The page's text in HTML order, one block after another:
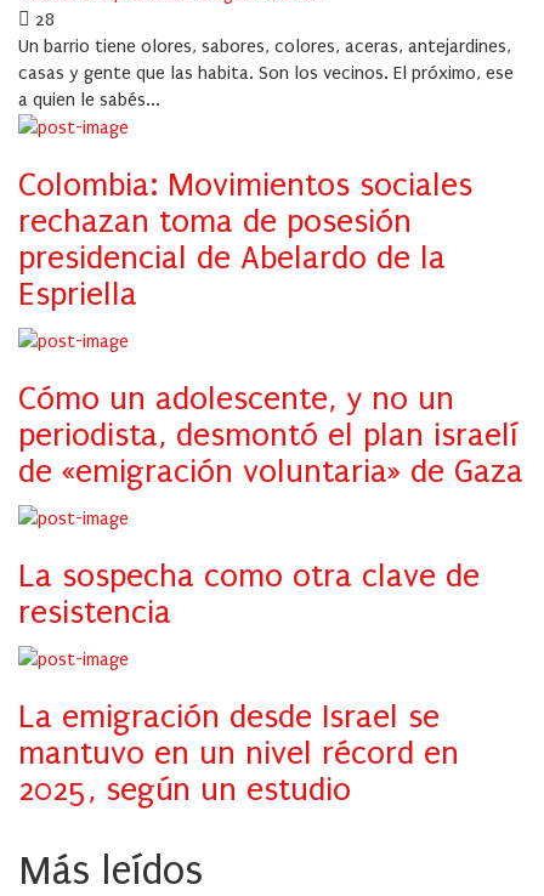
28
Un barrio tiene olores, sabores, colores, aceras, antejardines,
casas y gente que las habita. Son los vecinos. El próximo, ese
a quien le sabés...
Colombia: Movimientos sociales
rechazan toma de posesión
presidencial de Abelardo de la
Espriella
Cómo un adolescente, y no un
periodista, desmontó el plan israelí
de «emigración voluntaria» de Gaza
La sospecha como otra clave de
resistencia
La emigración desde Israel se
mantuvo en un nivel récord en
2025, según un estudio
Más leídos